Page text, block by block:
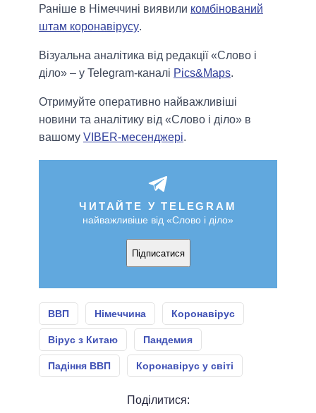
Раніше в Німеччині виявили комбінований
штам коронавірусу.
Візуальна аналітика від редакції «Слово і
діло» – у Telegram-каналі Pics&Maps.
Отримуйте оперативно найважливіші
новини та аналітику від «Слово і діло» в
вашому VIBER-месенджері.
ЧИТАЙТЕ У TELEGRAM
найважливіше від «Слово і діло»
Підписатися
ВВП Німеччина Коронавірус
Вірус з Китаю Пандемия
Падіння ВВП Коронавірус у світі
Поділитися: